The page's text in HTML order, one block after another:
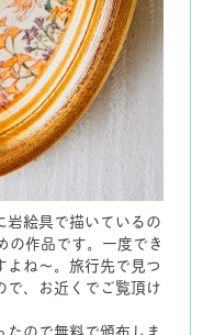
岩絵具で描いているの
作品です。一度でき
ね〜。旅行先で見つ
で、お近くでご覧頂け
ので無料で頒布しま